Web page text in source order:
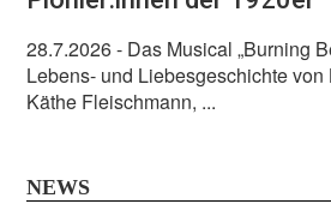
28.7.2026- Das Musical „Burning
Lebens- und Liebesgeschichte von
Käthe Fleischmann, ...
NEWS